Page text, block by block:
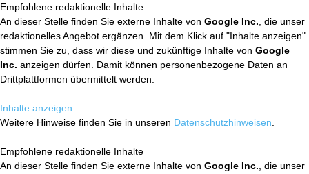
Empfohlene redaktionelle Inhalte
An dieser Stelle finden Sie externe Inhalte von Google Inc. , die unser
redaktionelles Angebot ergänzen. Mit dem Klick auf "Inhalte anzeigen"
stimmen Sie zu, dass wir diese und zukünftige Inhalte von Google
Inc. anzeigen dürfen. Damit können personenbezogene Daten an
Drittplattformen übermittelt werden.
Inhalte anzeigen
Weitere Hinweise finden Sie in unseren Datenschutzhinweisen
Empfohlene redaktionelle Inhalte
An dieser Stelle finden Sie externe Inhalte von Google Inc. , die unser